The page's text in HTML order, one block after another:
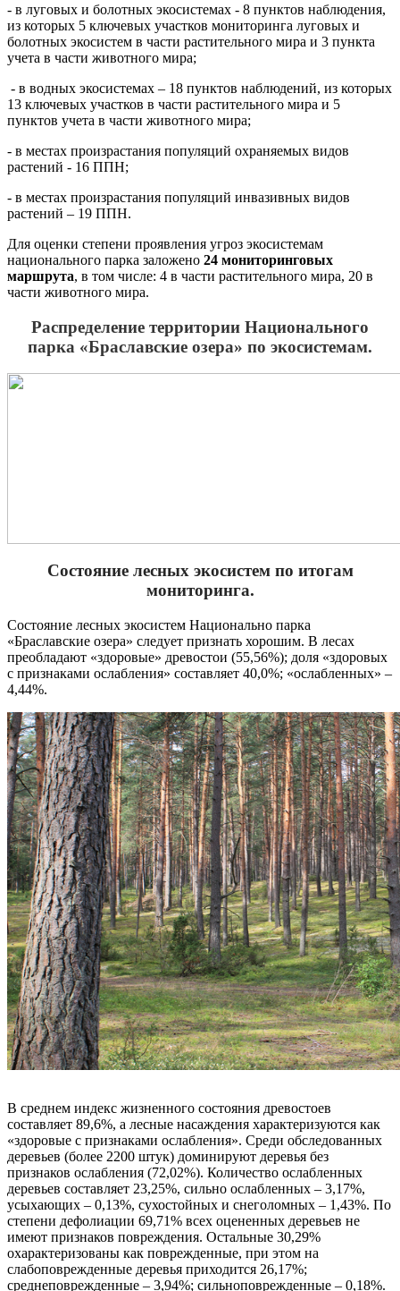
- в луговых и болотных экосистемах - 8 пунктов наблюдения,
из которых 5 ключевых участков мониторинга луговых и
болотных экосистем в части растительного мира и 3 пункта
учета в части животного мира;
- в водных экосистемах – 18 пунктов наблюдений, из которых
13 ключевых участков в части растительного мира и 5
пунктов учета в части животного мира;
- в местах произрастания популяций охраняемых видов
растений - 16 ППН;
- в местах произрастания популяций инвазивных видов
растений – 19 ППН.
Для оценки степени проявления угроз экосистемам
национального парка заложено 24 мониторинговых
маршрута, в том числе: 4 в части растительного мира, 20 в
части животного мира.
Распределение территории Национального
парка «Браславские озера» по экосистемам.
Состояние лесных экосистем по итогам
мониторинга.
Состояние лесных экосистем Национально парка
«Браславские озера» следует признать хорошим. В лесах
преобладают «здоровые» древостои (55,56%); доля «здоровых
с признаками ослабления» составляет 40,0%; «ослабленных» –
4,44%.
В среднем индекс жизненного состояния древостоев
составляет 89,6%, а лесные насаждения характеризуются как
«здоровые с признаками ослабления». Среди обследованных
деревьев (более 2200 штук) доминируют деревья без
признаков ослабления (72,02%). Количество ослабленных
деревьев составляет 23,25%, сильно ослабленных – 3,17%,
усыхающих – 0,13%, сухостойных и снеголомных – 1,43%. По
степени дефолиации 69,71% всех оцененных деревьев не
имеют признаков повреждения. Остальные 30,29%
охарактеризованы как поврежденные, при этом на
слабоповрежденные деревья приходится 26,17%;
среднеповрежденные – 3,94%; сильноповрежденные – 0,18%.